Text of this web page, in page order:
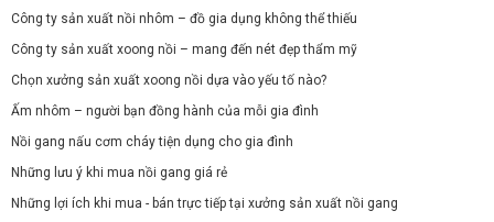
Công ty sản xuất nồi nhôm – đồ gia dụng không thể thiếu
Công ty sản xuất xoong nồi – mang đến nét đẹp thẩm mỹ
Chọn xưởng sản xuất xoong nồi dựa vào yếu tố nào?
Ấm nhôm – người bạn đồng hành của mỗi gia đình
Nồi gang nấu cơm cháy tiện dụng cho gia đình
Những lưu ý khi mua nồi gang giá rẻ
Những lợi ích khi mua - bán trực tiếp tại xưởng sản xuất nồi gang